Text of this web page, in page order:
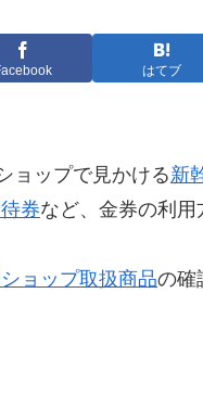
はてブ
ョップで見かける新
券など、金券の利用
ョップ取扱商品の確